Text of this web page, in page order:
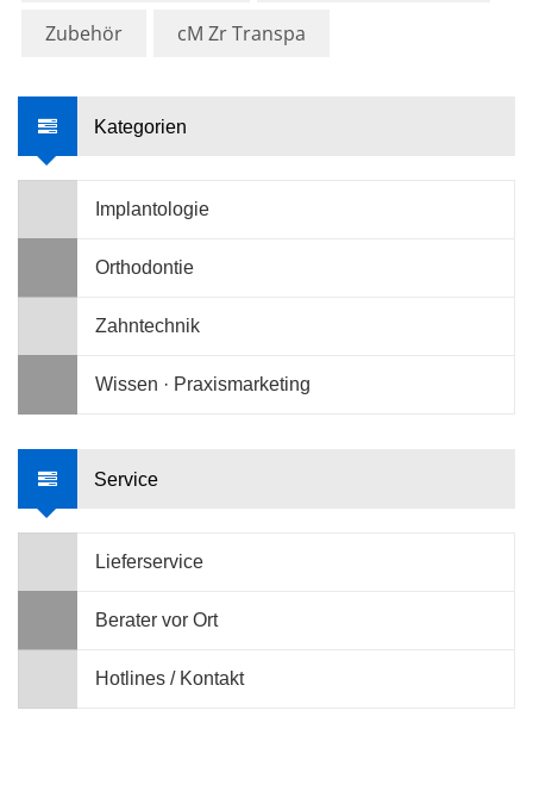
Zubehör cM Zr Transpa
Kategorien
Implantologie
Orthodontie
Zahntechnik
Wissen · Praxismarketing
Service
Lieferservice
Berater vor Ort
Hotlines / Kontakt